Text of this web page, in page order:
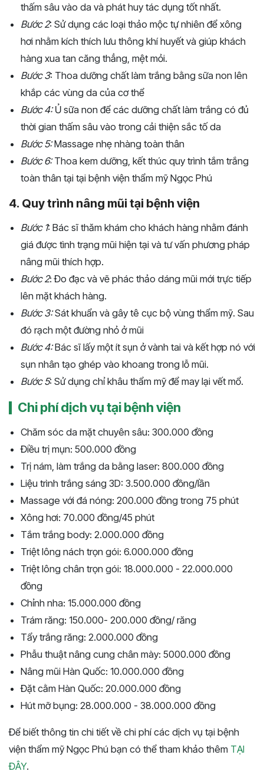
thấm sâu vào da và phát huy tác dụng tốt nhất.
Bước 2: Sử dụng các loại thảo mộc tự nhiên để xông
hơi nhằm kích thích lưu thông khí huyết và giúp khách
hàng xua tan căng thẳng, mệt mỏi.
Bước 3: Thoa dưỡng chất làm trắng bằng sữa non lên
khắp các vùng da của cơ thể
Bước 4:Ủ sữa non để các dưỡng chất làm trắng có đủ
thời gian thấm sâu vào trong cải thiện sắc tố da
Bước 5:Massage nhẹ nhàng toàn thân
Bước 6:Thoa kem dưỡng, kết thúc quy trình tắm trắng
toàn thân tại tại bệnh viện thẩm mỹ Ngọc Phú
4. Quy trình nâng mũi tại bệnh viện
Bước 1: Bác sĩ thăm khám cho khách hàng nhằm đánh
giá được tình trạng mũi hiện tại và tư vấn phương pháp
nâng mũi thích hợp.
Bước 2: Đo đạc và vẽ phác thảo dáng mũi mới trực tiếp
lên mặt khách hàng.
Bước 3:Sát khuẩn và gây tê cục bộ vùng thẩm mỹ. Sau
đó rạch một đường nhỏ ở mũi
Bước 4:Bác sĩ lấy một ít sụn ở vành tai và kết hợp nó với
sụn nhân tạo ghép vào khoang trong lỗ mũi.
Bước 5: Sử dụng chỉ khâu thẩm mỹ để may lại vết mổ.
Chi phí dịch vụ tại bệnh viện
Chăm sóc da mặt chuyên sâu: 300.000 đồng
Điều trị mụn: 500.000 đồng
Trị nám, làm trắng da bằng laser: 800.000 đồng
Liệu trình trắng sáng 3D: 3.500.000 đồng/lần
Massage với đá nóng: 200.000 đồng trong 75 phút
Xông hơi: 70.000 đồng/45 phút
Tắm trắng body: 2.000.000 đồng
Triệt lông nách trọn gói: 6.000.000 đồng
Triệt lông chân trọn gói: 18.000.000 - 22.000.000
đồng
Chỉnh nha: 15.000.000 đồng
Trám răng: 150.000- 200.000 đồng/ răng
Tẩy trắng răng: 2.000.000 đồng
Phẫu thuật nâng cung chân mày: 5000.000 đồng
Nâng mũi Hàn Quốc: 10.000.000 đồng
Đặt cằm Hàn Quốc: 20.000.000 đồng
Hút mỡ bụng: 28.000.000 - 38.000.000 đồng
Để biết thông tin chi tiết về chi phí các dịch vụ tại bệnh
viện thẩm mỹ Ngọc Phú bạn có thể tham khảo thêm TẠI
ĐÂY.